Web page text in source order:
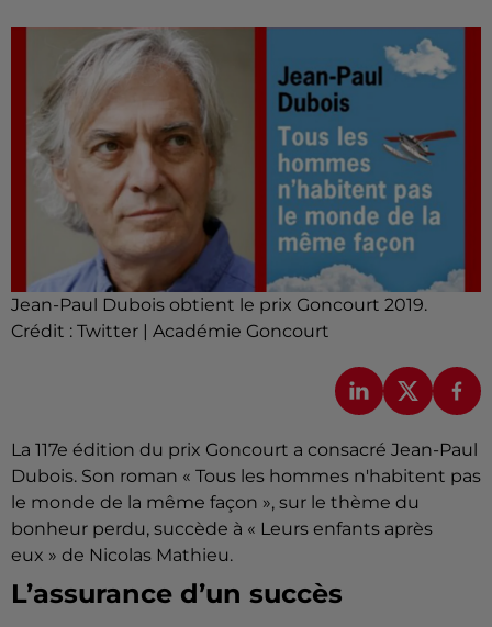
Jean-Paul Dubois obtient le prix Goncourt 2019.
Crédit : Twitter | Académie Goncourt
La 117e édition du prix Goncourt a consacré Jean-Paul
Dubois. Son roman « Tous les hommes n'habitent pas
le monde de la même façon », sur le thème du
bonheur perdu, succède à « Leurs enfants après
eux » de Nicolas Mathieu.
L’assurance d’un succès